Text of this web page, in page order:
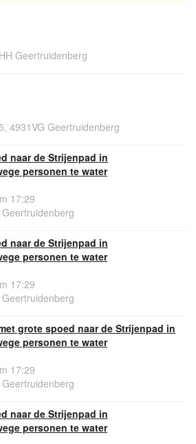
Geertruidenberg
4931VG Geertruidenberg
naar de Strijenpad in
personen te water
17:29
naar de Strijenpad in
personen te water
17:29
grote spoed naar de Strijenpad in
personen te water
17:29
naar de Strijenpad in
personen te water